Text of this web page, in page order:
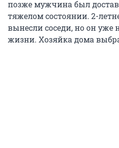
позже мужчина был
тяжелом состоянии. 2-
вынесли соседи, но он уже
жизни. Хозяйка дома